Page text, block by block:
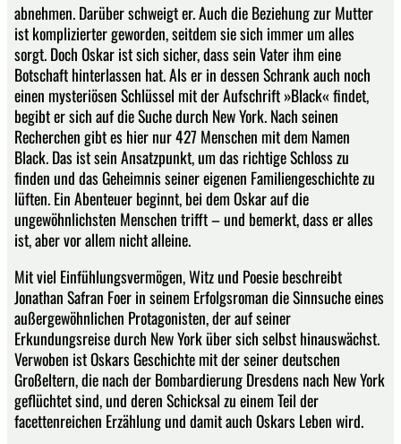
abnehmen. Darüber schweigt er. Auch die Beziehung zur Mutter
ist komplizierter geworden, seitdem sie sich immer um alles
sorgt. Doch Oskar ist sich sicher, dass sein Vater ihm eine
Botschaft hinterlassen hat. Als er in dessen Schrank auch noch
einen mysteriösen Schlüssel mit der Aufschrift »Black« findet,
begibt er sich auf die Suche durch New York. Nach seinen
Recherchen gibt es hier nur 427 Menschen mit dem Namen
Black. Das ist sein Ansatzpunkt, um das richtige Schloss zu
finden und das Geheimnis seiner eigenen Familiengeschichte zu
lüften. Ein Abenteuer beginnt, bei dem Oskar auf die
ungewöhnlichsten Menschen trifft – und bemerkt, dass er alles
ist, aber vor allem nicht alleine.
Mit viel Einfühlungsvermögen, Witz und Poesie beschreibt
Jonathan Safran Foer in seinem Erfolgsroman die Sinnsuche eines
außergewöhnlichen Protagonisten, der auf seiner
Erkundungsreise durch New York über sich selbst hinauswächst.
Verwoben ist Oskars Geschichte mit der seiner deutschen
Großeltern, die nach der Bombardierung Dresdens nach New York
geflüchtet sind, und deren Schicksal zu einem Teil der
facettenreichen Erzählung und damit auch Oskars Leben wird.